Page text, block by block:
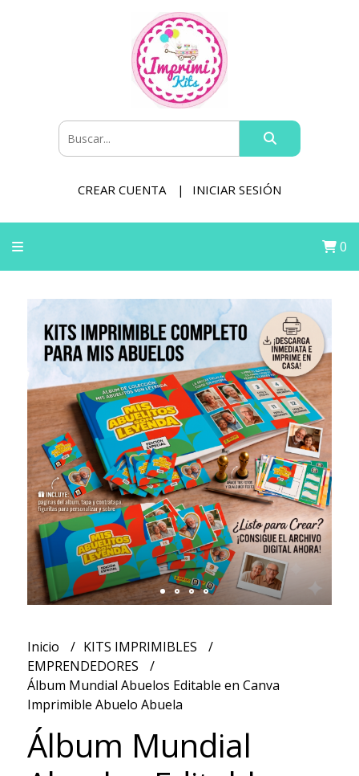
CREAR CUENTA INICIAR SESIÓN
0
Inicio
KITS IMPRIMIBLES
EMPRENDEDORES
Álbum Mundial Abuelos Editable en Canva
Imprimible Abuelo Abuela
Álbum Mundial